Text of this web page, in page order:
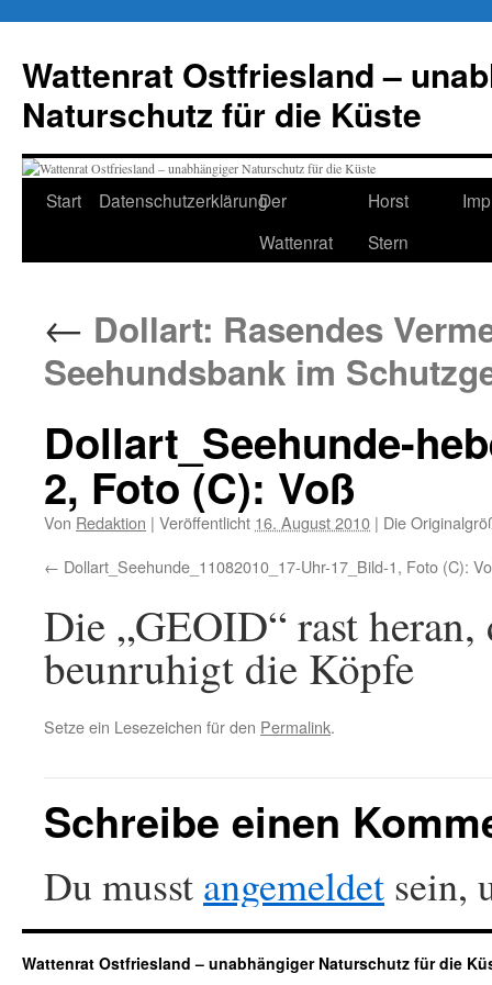
springen
Wattenrat Ostfriesland –
Naturschutz für die Küste
Start DatenschutzerklärungDer
Wattenrat
Horst
Stern
← Dollart: Rasendes
Seehundsbank im
Dollart_Seehunde-
2, Foto (C): Voß
Von Redaktion | Veröffentlicht 16. August 2010 | Die
Dollart_Seehunde_11082010_17-Uhr-17_Bild-1, Foto (C):
Die „GEOID“ rast heran,
beunruhigt die Köpfe
Setze ein Lesezeichen für den Permalink.
Schreibe einen
Du musst angemeldet sein,
Wattenrat Ostfriesland – unabhängiger Naturschutz für die